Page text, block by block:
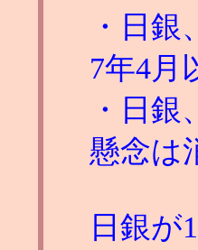
・日
7年4月
・日
懸念は
日銀が